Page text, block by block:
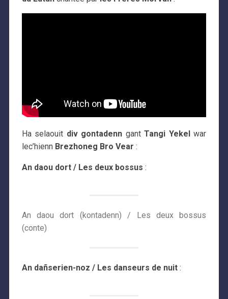
Ha selaouit div gontadenn gantTangi Yekel war
lec’hienn Brezhoneg Bro Vear :
An daou dort / Les deux bossus :
An daou dort (kontadenn) / Les deux bossus
(conte)
An dañserien-noz / Les danseurs de nuit: